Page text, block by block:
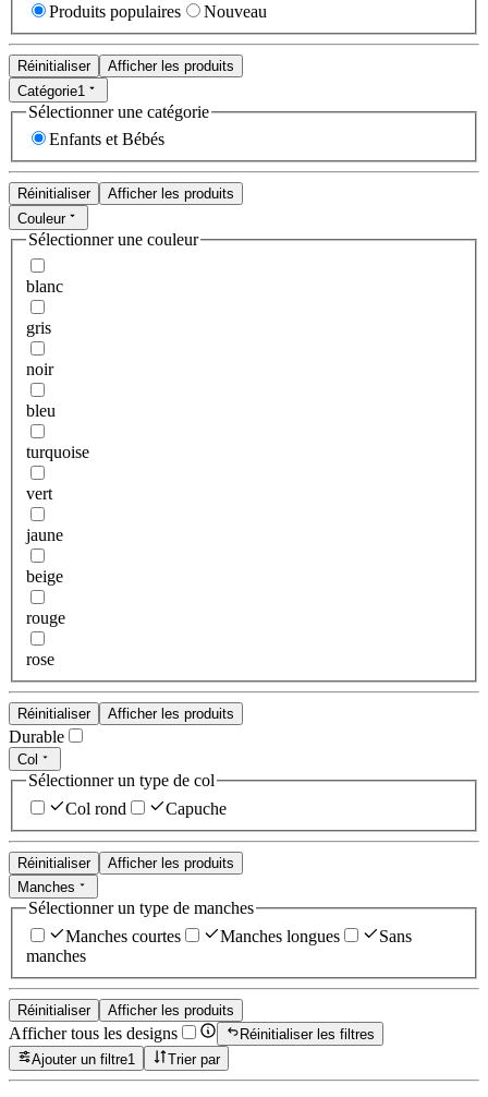
Produits populaires Nouveau
Réinitialiser
Afficher les produits
Catégorie1
Sélectionner une catégorie
Enfants et Bébés
Réinitialiser
Afficher les produits
Couleur
Sélectionner une couleur
blanc
gris
noir
bleu
turquoise
vert
jaune
beige
rouge
rose
Réinitialiser Afficher les produits
Durable
Col
Sélectionner un type de col
Col rond
Capuche
Réinitialiser
Afficher les produits
Manches
Sélectionner un type de manches
Manches courtes
Manches longues
Sans
manches
Réinitialiser Afficher les produits
Afficher tous les designs
Réinitialiser les filtres
Ajouter un filtre1 Trier par